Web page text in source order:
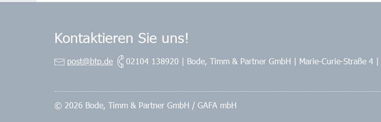
Kontaktieren Sie uns!
post@btp.de 02104 138920 | Bode, Timm & Partner GmbH | Marie-Curie-Straße 4 |
© 2026 Bode, Timm & Partner GmbH / GAFA mbH